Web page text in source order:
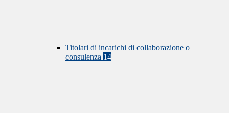
Titolari di incarichi di collaborazione o
consulenza 14